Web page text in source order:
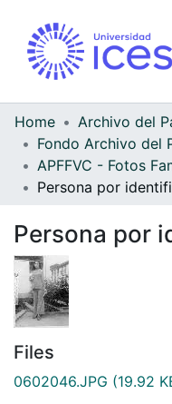
Home
Persona por
Persona por
Files
0602046.JPG (19.92